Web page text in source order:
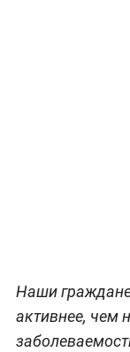
Наши
активнее, чем